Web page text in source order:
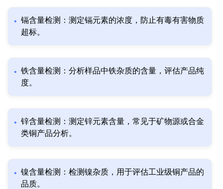
镉含量检测：测定镉元素的浓度，防止有毒有害物质
超标。
铁含量检测：分析样品中铁杂质的含量，评估产品纯
度。
锌含量检测：测定锌元素含量，常见于矿物源或合金
类铜产品分析。
镍含量检测：检测镍杂质，用于评估工业级铜产品的
品质。